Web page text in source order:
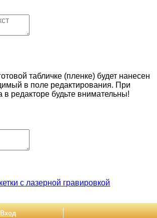
табличке (пленке) будет нанесен
в поле редактирования. При
в редакторе будьте внимательны!
Вход